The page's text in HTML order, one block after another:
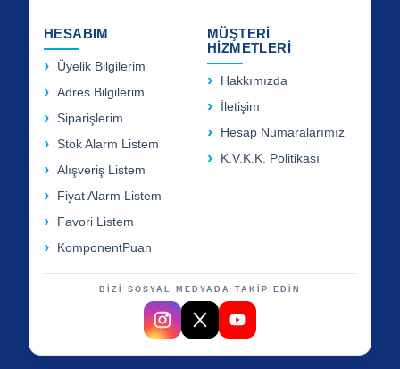
HESABIM
Üyelik Bilgilerim
Adres Bilgilerim
Siparişlerim
Stok Alarm Listem
Alışveriş Listem
Fiyat Alarm Listem
Favori Listem
KomponentPuan
MÜŞTERİ
HİZMETLERİ
Hakkımızda
İletişim
Hesap Numaralarımız
K.V.K.K. Politikası
BİZİ SOSYAL MEDYADA TAKİP EDİN